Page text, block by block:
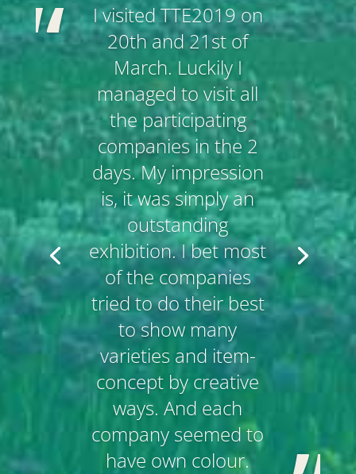
I visited TTE2019 on
20th and 21st of
March. Luckily I
managed to visit all
the participating
companies in the 2
days. My impression
is, it was simply an
outstanding
exhibition. I bet most
of the companies
tried to do their best
to show many
varieties and item-
concept by creative
ways. And each
company seemed to
have own colour.